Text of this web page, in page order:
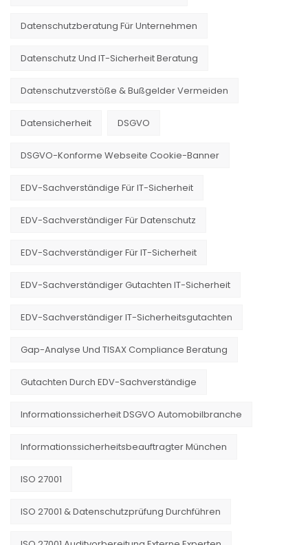
Datenschutzberatung Für Unternehmen
Datenschutz Und IT-Sicherheit Beratung
Datenschutzverstöße & Bußgelder Vermeiden
Datensicherheit DSGVO
DSGVO-Konforme Webseite Cookie-Banner
EDV-Sachverständige Für IT-Sicherheit
EDV-Sachverständiger Für Datenschutz
EDV-Sachverständiger Für IT-Sicherheit
EDV-Sachverständiger Gutachten IT-Sicherheit
EDV-Sachverständiger IT-Sicherheitsgutachten
Gap-Analyse Und TISAX Compliance Beratung
Gutachten Durch EDV-Sachverständige
Informationssicherheit DSGVO Automobilbranche
Informationssicherheitsbeauftragter München
ISO 27001
ISO 27001 & Datenschutzprüfung Durchführen